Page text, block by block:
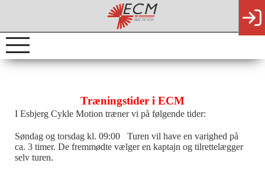
Træningstider i ECM
I Esbjerg Cykle Motion træner vi på følgende tider:
Søndag og torsdag kl. 09:00 Turen vil have en varighed på
ca. 3 timer. De fremmødte vælger en kaptajn og tilrettelægger
selv turen.